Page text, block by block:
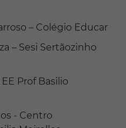
– Colégio Educar
– Sesi Sertãozinho
Prof Basilio
- Centro